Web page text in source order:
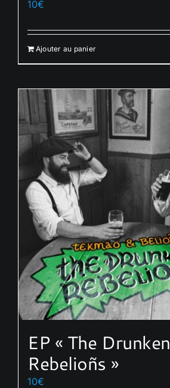
10€
Ajouter au panier
EP « The Drunken
Rebelioñs »
10€